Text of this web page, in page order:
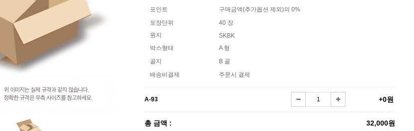
포인트
구매금액(추가옵션 제외)의 0%
포장단위
40 장
원지
SKBK
박스형태
A 형
골지
B 골
배송비결제
주문시 결제
A-93 +0원
총 금액 : 32,000원